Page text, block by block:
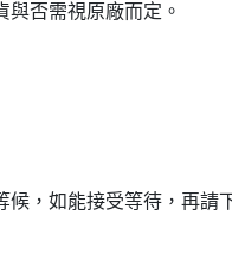
否需視原廠而定。
候，如能接受等待，再請